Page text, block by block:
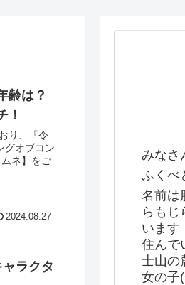
齢は？
！
り、『令
グオブコン
ネ】をご
2024.08.27
ラクタ
みなさ
ふくべ
名前は
らもじ
います
住んで
士山の
女の子